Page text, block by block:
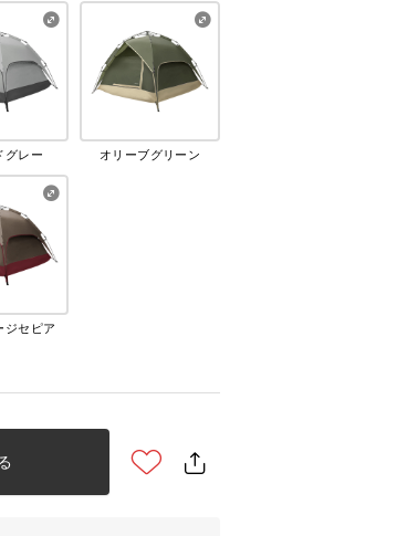
グレー オリーブグリーン
ジセピア